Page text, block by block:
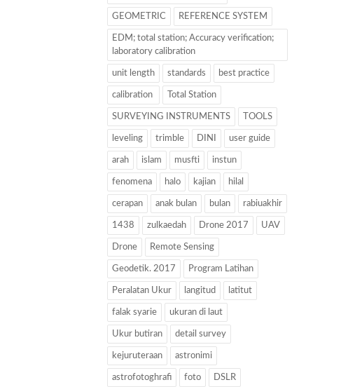
GEOMETRIC REFERENCE SYSTEM
EDM; total station; Accuracy verification;
laboratory calibration
unit length standards best practice
calibration Total Station
SURVEYING INSTRUMENTS TOOLS
leveling trimble DINI user guide
arah islam musfti instun
fenomena halo kajian hilal
cerapan anak bulan bulan rabiuakhir
1438 zulkaedah Drone 2017 UAV
Drone Remote Sensing
Geodetik. 2017 Program Latihan
Peralatan Ukur langitud latitut
falak syarie ukuran di laut
Ukur butiran detail survey
kejuruteraan astronimi
astrofotoghrafi foto DSLR